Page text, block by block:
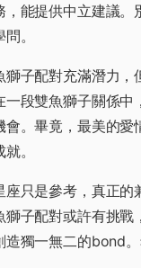
能提供中立建議。
。
獅子配對充滿潛力，
一段雙魚獅子關係中
會。畢竟，最美的愛
。
座只是參考，真正的
獅子配對或許有挑戰
造獨一無二的bond